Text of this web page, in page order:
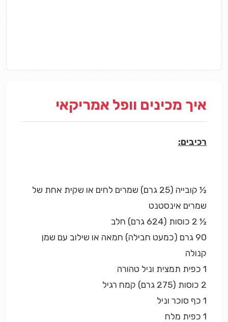
איך מכינים וופל אמריקאי
רכיבים:
½ קובייה (25 גרם) שמרים לחים או שקית אחת של
שמרים אינסטנט
½ 2 כוסות (624 גרם) חלב
90 גרם (כמעט חבילה) חמאה או שילוב עם שמן
קנולה
1 כפית תמצית וניל טהורה
2 כוסות (275 גרם) קמח רגיל
1 כף סוכר וניל
1 כפית מלח